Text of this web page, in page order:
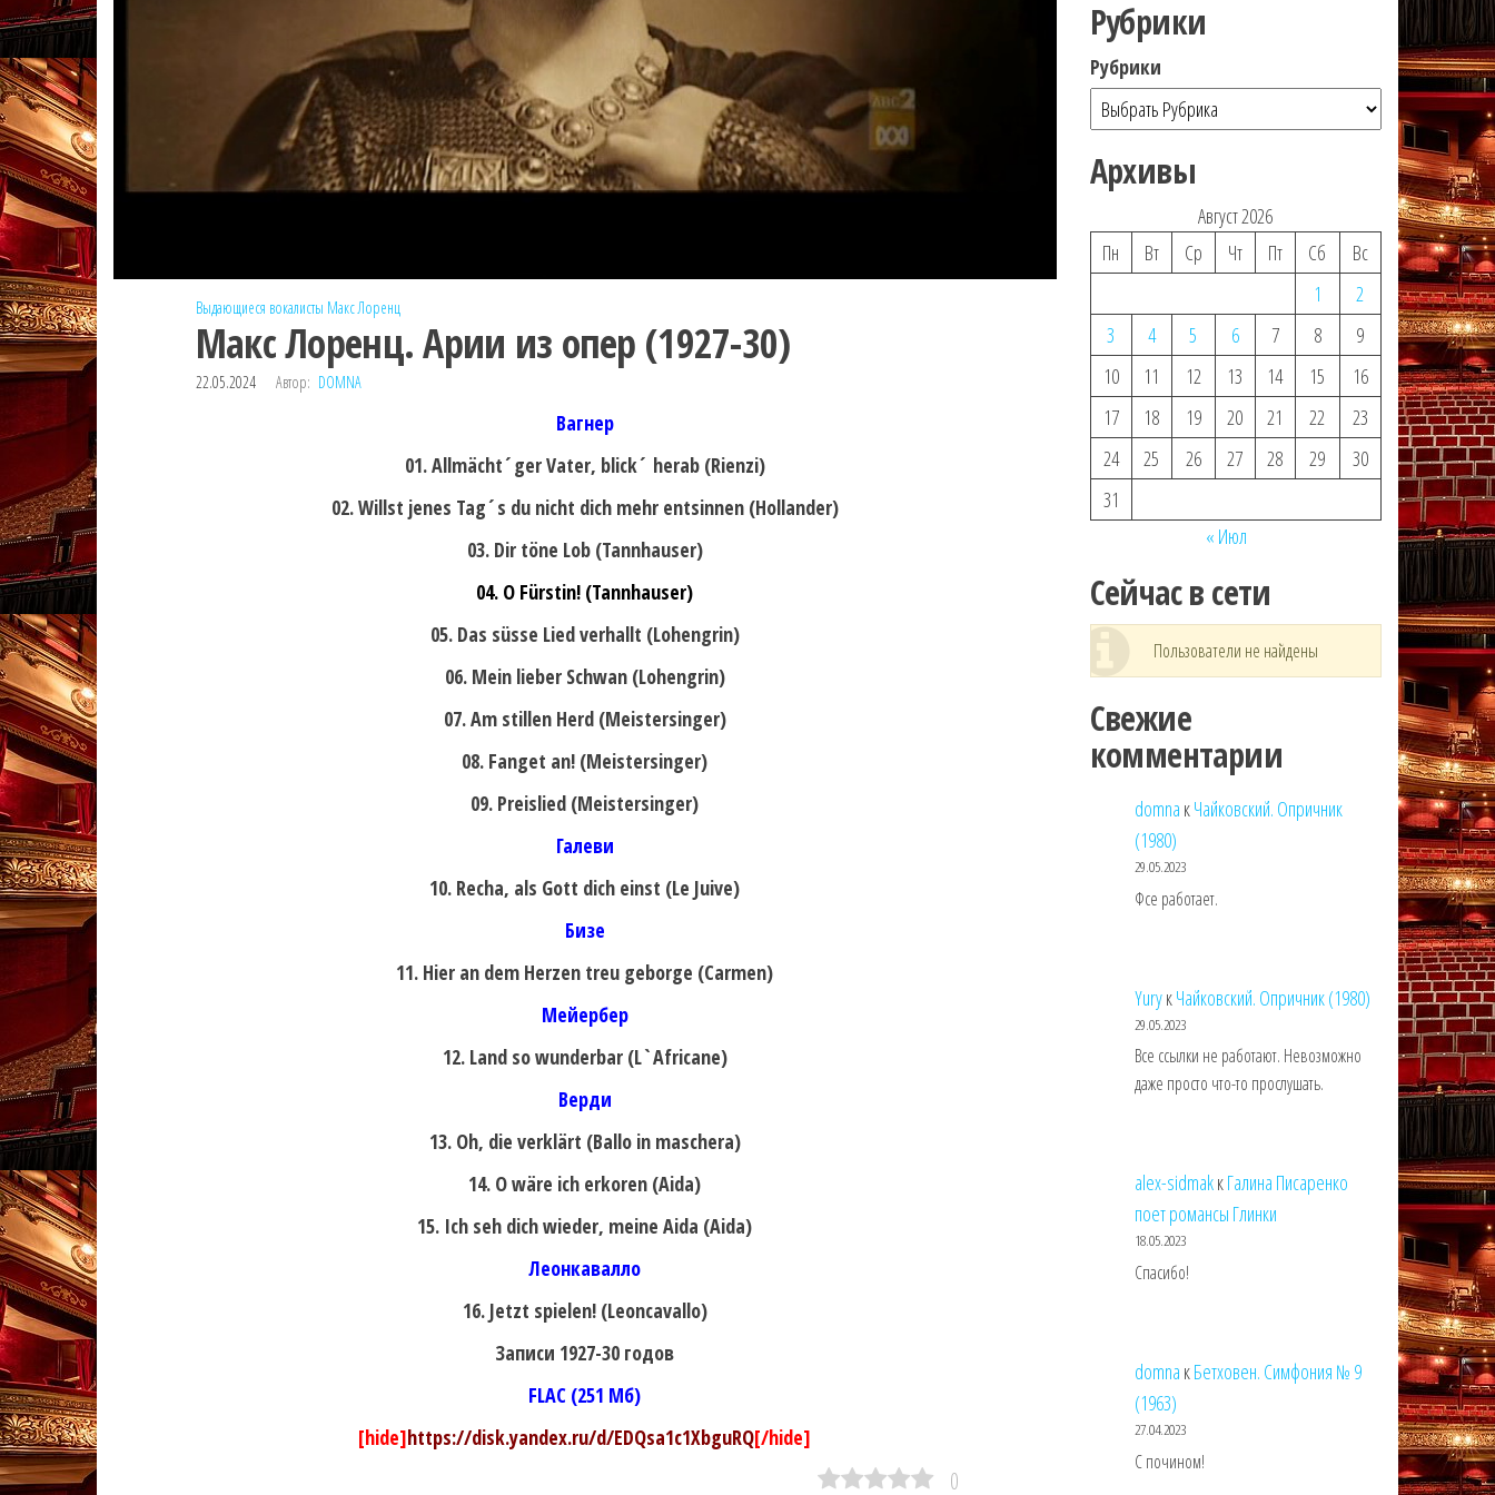
Выдающиеся вокалисты Макс Лоренц
Макс Лоренц. Арии из опер (1927-30)
22.05.2024 Автор: DOMNA
Вагнер
01. Allmächt´ger Vater, blick´ herab (Rienzi)
02. Willst jenes Tag´s du nicht dich mehr entsinnen (Hollander)
03. Dir töne Lob (Tannhauser)
04. O Fürstin! (Tannhauser)
05. Das süsse Lied verhallt (Lohengrin)
06. Mein lieber Schwan (Lohengrin)
07. Am stillen Herd (Meistersinger)
08. Fanget an! (Meistersinger)
09. Preislied (Meistersinger)
Галеви
10. Recha, als Gott dich einst (Le Juive)
Бизе
11. Hier an dem Herzen treu geborge (Carmen)
Мейербер
12. Land so wunderbar (L`Africane)
Верди
13. Oh, die verklärt (Ballo in maschera)
14. O wäre ich erkoren (Aida)
15. Ich seh dich wieder, meine Aida (Aida)
Леонкавалло
16. Jetzt spielen! (Leoncavallo)
Записи 1927-30 годов
FLAC (251 Мб)
[hide]https://disk.yandex.ru/d/EDQsa1c1XbguRQ[/hide]
0
Рубрики
Рубрики
Архивы
Август 2026
Пн
Вт Ср Чт Пт Сб
Вс
1
2
3
4 5 6 7 8
9
10
11 12 13 14 15
16
17
18 19 20 21 22
23
24
25 26 27 28 29
30
31
« Июл
Сейчас в сети
Пользователи не найдены
Свежие
комментарии
domna кЧайковский. Опричник
(1980)
29.05.2023
Фсе работает.
YuryкЧайковский. Опричник (1980)
29.05.2023
Все ссылки не работают. Невозможно
даже просто что-то прослушать.
alex-sidmakкГалина Писаренко
поет романсы Глинки
18.05.2023
Спасибо!
domna кБетховен. Симфония № 9
(1963)
27.04.2023
С почином!